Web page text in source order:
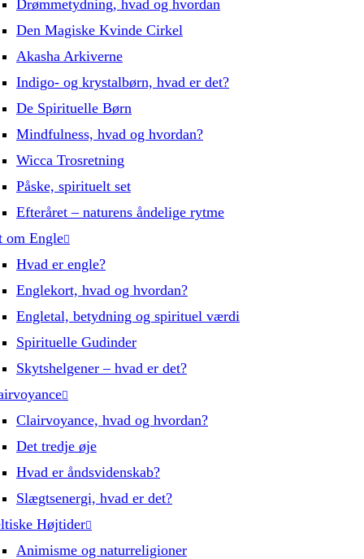
Drømmetydning, hvad og hvordan
Den Magiske Kvinde Cirkel
Akasha Arkiverne
Indigo- og krystalbørn, hvad er det?
De Spirituelle Børn
Mindfulness, hvad og hvordan?
Wicca Trosretning
Påske, spirituelt set
Efteråret – naturens åndelige rytme
om Engle
Hvad er engle?
Englekort, hvad og hvordan?
Engletal, betydning og spirituel værdi
Spirituelle Gudinder
Skytshelgener – hvad er det?
Clairvoyance, hvad og hvordan?
Det tredje øje
Hvad er åndsvidenskab?
Slægtsenergi, hvad er det?
Højtider
Animisme og naturreligioner